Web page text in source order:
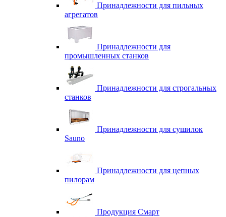
Принадлежности для пильных
агрегатов
Принадлежности для
промышленных станков
Принадлежности для строгальных
станков
Принадлежности для сушилок
Sauno
Принадлежности для цепных
пилорам
Продукция Смарт